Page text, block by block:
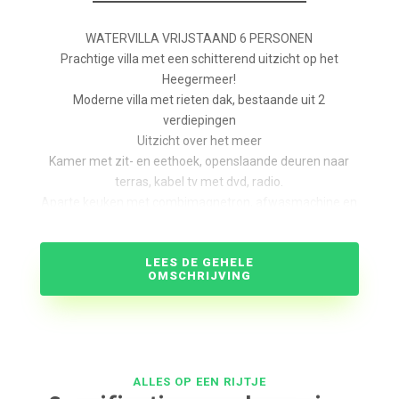
WATERVILLA VRIJSTAAND 6 PERSONEN
Prachtige villa met een schitterend uitzicht op het
Heegermeer!
Moderne villa met rieten dak, bestaande uit 2
verdiepingen
Uitzicht over het meer
Kamer met zit- en eethoek, openslaande deuren naar
terras, kabel tv met dvd, radio.
Ruim terras met tuinmeubels en eigen aanlegsteiger.
Royale tuin om de villa.
Ruime berging.
Badkamer met ligbad, douche en wastafel. Apart toilet.
LEES DE GEHELE
OMSCHRIJVING
ALLES OP EEN RIJTJE